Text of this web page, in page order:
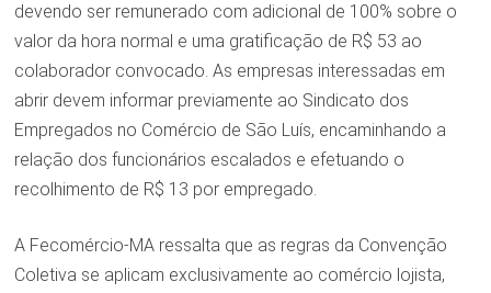
devendo ser remunerado com adicional de 100% sobre o
valor da hora normal e uma gratificação de R$ 53 ao
colaborador convocado. As empresas interessadas em
abrir devem informar previamente ao Sindicato dos
Empregados no Comércio de São Luís, encaminhando a
relação dos funcionários escalados e efetuando o
recolhimento de R$ 13 por empregado.
A Fecomércio-MA ressalta que as regras da Convenção
Coletiva se aplicam exclusivamente ao comércio lojista,